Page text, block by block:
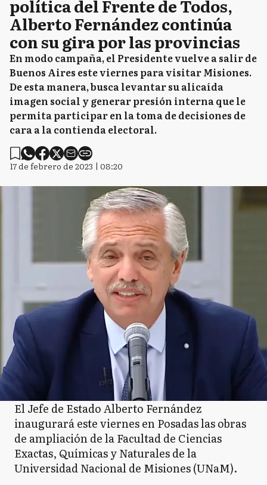
política del Frente de Todos,
Alberto Fernández continúa
con su gira por las provincias
En modo campaña, el Presidente vuelve a salir de
Buenos Aires este viernes para visitar Misiones.
De esta manera, busca levantar su alicaída
imagen social y generar presión interna que le
permita participar en la toma de decisiones de
cara a la contienda electoral.
17 de febrero de 2023 | 08:20
El Jefe de Estado Alberto Fernández
inaugurará este viernes en Posadas las obras
de ampliación de la Facultad de Ciencias
Exactas, Químicas y Naturales de la
Universidad Nacional de Misiones (UNaM).